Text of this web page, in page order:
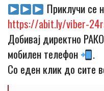
Приклучи се
https://abit.ly/viber-
Добивај директно
мобилен телефон
.
Со еден клик до сите